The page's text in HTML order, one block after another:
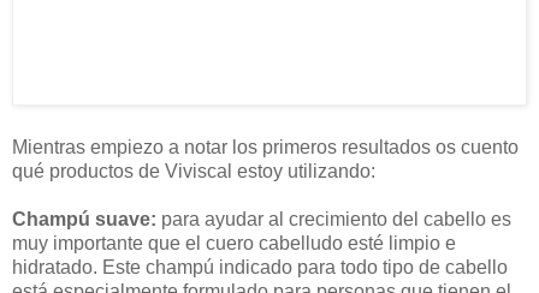
Mientras empiezo a notar los primeros resultados os cuento
qué productos de Viviscal estoy utilizando:
Champú suave: para ayudar al crecimiento del cabello es
muy importante que el cuero cabelludo esté limpio e
hidratado. Este champú indicado para todo tipo de cabello